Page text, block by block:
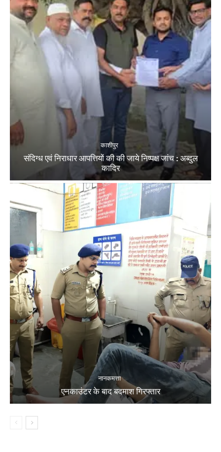
काशीपुर
संदिग्ध एवं निराधार आपत्तियों की की जाये निष्पक्ष जांच : अब्दुल
कादिर
नानकमत्ता
एनकाउंटर के बाद बदमाश गिरफ्तार